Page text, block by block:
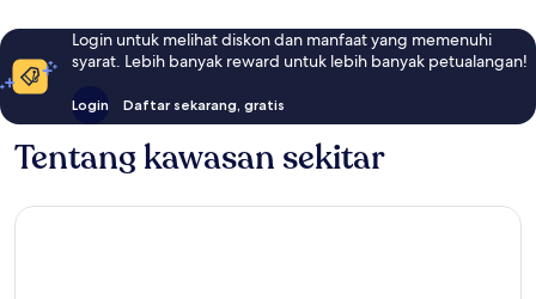
Login untuk melihat diskon dan manfaat yang memenuhi
syarat. Lebih banyak reward untuk lebih banyak petualangan!
Login Daftar sekarang, gratis
Tentang kawasan sekitar